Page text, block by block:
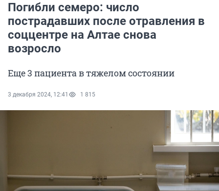
Погибли семеро: число
пострадавших после отравления в
соццентре на Алтае снова
возросло
Еще 3 пациента в тяжелом состоянии
3 декабря 2024, 12:41 1 815